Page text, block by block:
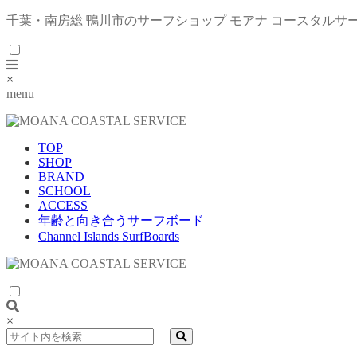
千葉・南房総 鴨川市のサーフショップ モアナ コースタルサ
×
menu
TOP
SHOP
BRAND
SCHOOL
ACCESS
年齢と向き合うサーフボード
Channel Islands SurfBoards
×